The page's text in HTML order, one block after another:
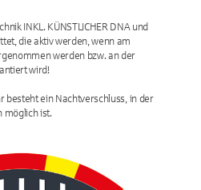
INKL. KÜNSTLICHER DNA und
die aktiv werden, wenn am
werden bzw. an der
wird!
besteht ein Nachtverschluss, in der
möglich ist.